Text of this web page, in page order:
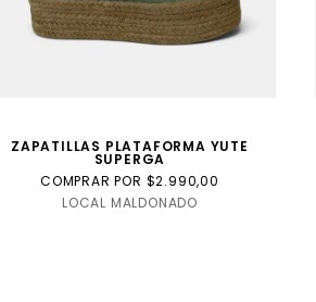
ZAPATILLAS PLATAFORMA YUTE
SUPERGA
COMPRAR POR $2.990,00
LOCAL MALDONADO